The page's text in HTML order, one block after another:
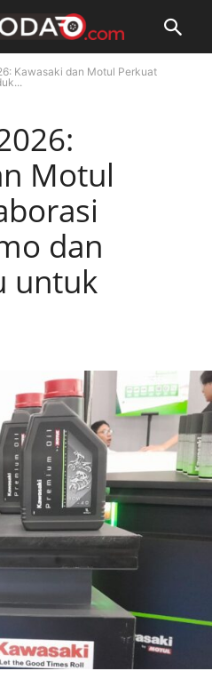
Kawasaki dan Motul Perkuat
Motul
dan
untuk